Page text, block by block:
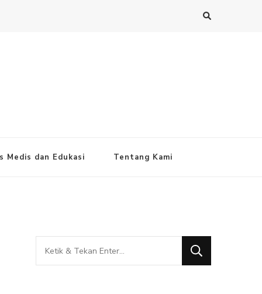
Medis dan Edukasi Tentang Kami
Mencari
Sesuatu?